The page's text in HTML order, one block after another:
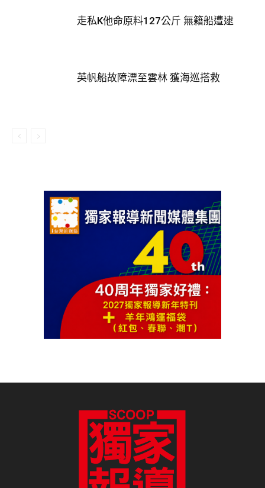
走私K他命原料127公斤 無籍船遭逮
英帆船故障漂至雲林 獲海巡搭救